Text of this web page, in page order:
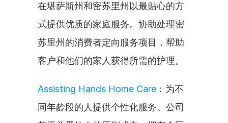
在堪萨斯州和密苏里州以最贴心的方
式提供优质的家庭服务。协助处理密
苏里州的消费者定向服务项目，帮助
客户和他们的家人获得所需的护理。
Assisting Hands Home Care ：为不
同年龄段的人提供个性化服务。公司